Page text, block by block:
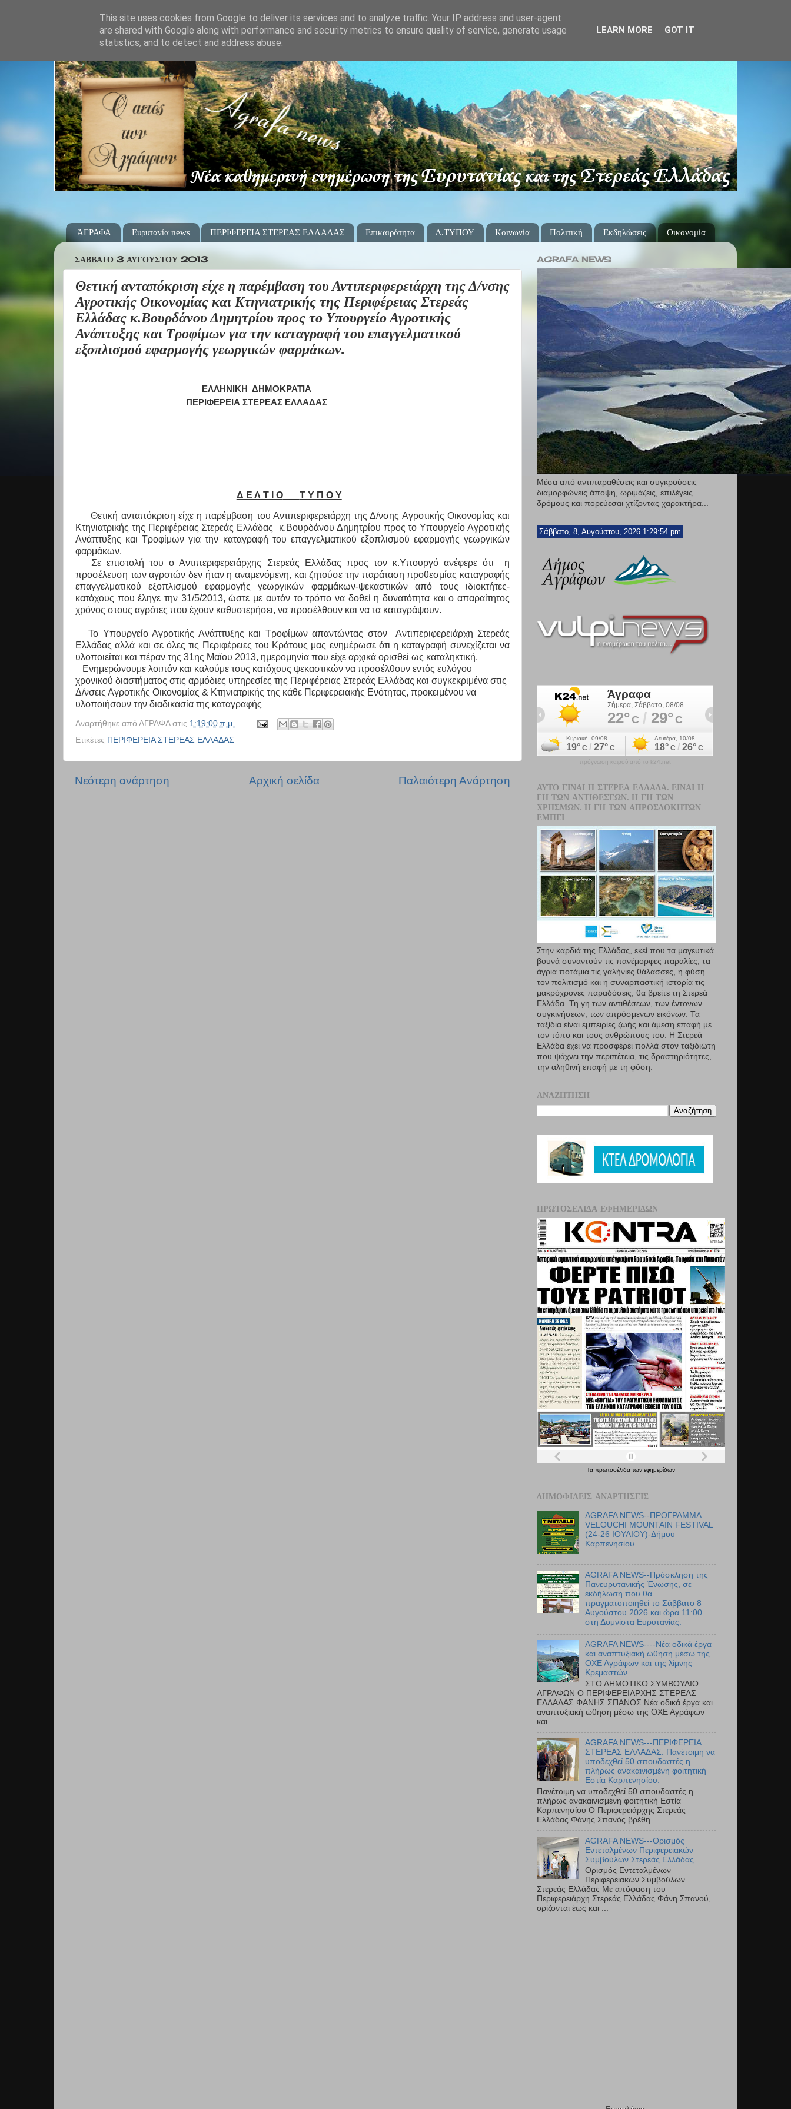
ΆΓΡΑΦΑ Ευρυτανία news ΠΕΡΙΦΕΡΕΙΑ ΣΤΕΡΕΑΣ ΕΛΛΑΔΑΣ Επικαιρότητα Δ.ΤΥΠΟΥ Κοινωνία Πολιτική Εκδηλώσεις Οικονομία
ΣΆΒΒΑΤΟ 3 ΑΥΓΟΎΣΤΟΥ 2013
Θετική ανταπόκριση είχε η παρέμβαση του Αντιπεριφερειάρχη της Δ/νσης
Αγροτικής Οικονομίας και Κτηνιατρικής της Περιφέρειας Στερεάς
Ελλάδας κ.Βουρδάνου Δημητρίου προς το Υπουργείο Αγροτικής
Ανάπτυξης και Τροφίμων για την καταγραφή του επαγγελματικού
εξοπλισμού εφαρμογής γεωργικών φαρμάκων.
ΕΛΛΗΝΙΚΗ
ΔΗΜΟΚΡΑΤΙΑ
ΠΕΡΙΦΕΡΕΙΑ ΣΤΕΡΕΑΣ ΕΛΛΑΔΑΣ
Δ Ε Λ Τ Ι Ο Τ Υ Π Ο Υ
Θετική ανταπόκριση είχε η παρέμβαση του Αντιπεριφερειάρχη της Δ/νσης Αγροτικής Οικονομίας και
Κτηνιατρικής της Περιφέρειας Στερεάς Ελλάδας
κ.Βουρδάνου Δημητρίου προς το Υπουργείο Αγροτικής
Ανάπτυξης και Τροφίμων για την καταγραφή του επαγγελματικού εξοπλισμού εφαρμογής γεωργικών
φαρμάκων.
Σε επιστολή του ο Αντιπεριφερειάρχης Στερεάς Ελλάδας προς τον κ.Υπουργό ανέφερε ότι
η
προσέλευση των αγροτών δεν ήταν η αναμενόμενη, και ζητούσε την παράταση προθεσμίας καταγραφής
επαγγελματικού εξοπλισμού εφαρμογής γεωργικών φαρμάκων-ψεκαστικών από τους ιδιοκτήτες-
κατόχους που έληγε την 31/5/2013, ώστε με αυτόν το τρόπο να δοθεί η δυνατότητα και ο απαραίτητος
χρόνος στους αγρότες που έχουν καθυστερήσει, να προσέλθουν και να τα καταγράψουν.
Το Υπουργείο Αγροτικής Ανάπτυξης και Τροφίμων απαντώντας στον
Αντιπεριφερειάρχη Στερεάς
Ελλάδας αλλά και σε όλες τις Περιφέρειες του Κράτους μας ενημέρωσε ότι η καταγραφή συνεχίζεται να
υλοποιείται και πέραν της 31ης Μαϊου 2013, ημερομηνία που είχε αρχικά ορισθεί ως καταληκτική.
Ενημερώνουμε λοιπόν και καλούμε τους κατόχους ψεκαστικών να προσέλθουν εντός ευλόγου
χρονικού διαστήματος στις αρμόδιες υπηρεσίες της Περιφέρειας Στερεάς Ελλάδας και συγκεκριμένα στις
Δ/νσεις Αγροτικής Οικονομίας & Κτηνιατρικής της κάθε Περιφερειακής Ενότητας, προκειμένου να
υλοποιήσουν την διαδικασία της καταγραφής
Αναρτήθηκε από ΑΓΡΑΦΑ στις 1:19:00 π.μ.
Ετικέτες ΠΕΡΙΦΕΡΕΙΑ ΣΤΕΡΕΑΣ ΕΛΛΑΔΑΣ
Νεότερη ανάρτηση Παλαιότερη Ανάρτηση
Αρχική σελίδα
AGRAFA NEWS
Μέσα από αντιπαραθέσεις και συγκρούσεις
διαμορφώνεις άποψη, ωριμάζεις, επιλέγεις
δρόμους και πορεύεσαι χτίζοντας χαρακτήρα...
Σάββατο, 8, Αυγούστου, 2026 1:29:55 pm
πρόγνωση καιρού από το k24.net
ΑΥΤΌ ΕΊΝΑΙ Η ΣΤΕΡΕΆ ΕΛΛΆΔΑ. ΕΊΝΑΙ Η
ΓΗ ΤΩΝ ΑΝΤΙΘΈΣΕΩΝ. Η ΓΗ ΤΩΝ
ΧΡΗΣΜΏΝ. Η ΓΗ ΤΩΝ ΑΠΡΟΣΔΌΚΗΤΩΝ
ΕΜΠΕΙ
Στην καρδιά της Ελλάδας, εκεί που τα µαγευτικά
βουνά συναντούν τις πανέμορφες παραλίες, τα
άγρια ποτάμια τις γαλήνιες θάλασσες, η φύση
τον πολιτισμό και η συναρπαστική ιστορία τις
μακρόχρονες παραδόσεις, θα βρείτε τη Στερεά
Ελλάδα. Τη γη των αντιθέσεων, των έντονων
συγκινήσεων, των απρόσμενων εικόνων. Τα
ταξίδια είναι εμπειρίες ζωής και άμεση επαφή µε
τον τόπο και τους ανθρώπους του. Η Στερεά
Ελλάδα έχει να προσφέρει πολλά στον ταξιδιώτη
που ψάχνει την περιπέτεια, τις δραστηριότητες,
την αληθινή επαφή µε τη φύση.
ΑΝΑΖΉΤΗΣΗ
ΠΡΩΤΟΣΈΛΙΔΑ ΕΦΗΜΕΡΊΔΩΝ
Τα πρωτοσέλιδα των εφημερίδων
ΔΗΜΟΦΙΛΕΊΣ ΑΝΑΡΤΉΣΕΙΣ
AGRAFA NEWS--ΠΡΟΓΡΑΜΜΑ
VELOUCHI MOUNTAIN FESTIVAL
(24-26 ΙΟΥΛΙΟΥ)-Δήμου
Καρπενησίου.
AGRAFA NEWS--Πρόσκληση της
Πανευρυτανικής Ένωσης, σε
εκδήλωση που θα
πραγματοποιηθεί το Σάββατο 8
Αυγούστου 2026 και ώρα 11:00
στη Δομνίστα Ευρυτανίας.
AGRAFA NEWS----Νέα οδικά έργα
και αναπτυξιακή ώθηση μέσω της
ΟΧΕ Αγράφων και της λίμνης
Κρεμαστών.
ΣΤΟ ΔΗΜΟΤΙΚΟ ΣΥΜΒΟΥΛΙΟ
ΑΓΡΑΦΩΝ Ο ΠΕΡΙΦΕΡΕΙΑΡΧΗΣ ΣΤΕΡΕΑΣ
ΕΛΛΑΔΑΣ ΦΑΝΗΣ ΣΠΑΝΟΣ Νέα οδικά έργα και
αναπτυξιακή ώθηση μέσω της ΟΧΕ Αγράφων
και ...
AGRAFA NEWS---ΠΕΡΙΦΕΡΕΙΑ
ΣΤΕΡΕΑΣ ΕΛΛΑΔΑΣ: Πανέτοιμη να
υποδεχθεί 50 σπουδαστές η
πλήρως ανακαινισμένη φοιτητική
Εστία Καρπενησίου.
Πανέτοιμη να υποδεχθεί 50 σπουδαστές η
πλήρως ανακαινισμένη φοιτητική Εστία
Καρπενησίου Ο Περιφερειάρχης Στερεάς
Ελλάδας Φάνης Σπανός βρέθη...
AGRAFA NEWS---Ορισμός
Εντεταλμένων Περιφερειακών
Συμβούλων Στερεάς Ελλάδας
Ορισμός Εντεταλμένων
Περιφερειακών Συμβούλων
Στερεάς Ελλάδας Με απόφαση του
Περιφερειάρχη Στερεάς Ελλάδας Φάνη Σπανού,
ορίζονται έως και ...
This site uses cookies from Google to deliver its services and to analyze traffic. Your IP address and user-agent
are shared with Google along with performance and security metrics to ensure quality of service, generate usage
statistics, and to detect and address abuse.
LEARN MORE GOT IT